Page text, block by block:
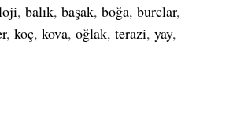
, balık, başak, boğa, burclar,
, koç, kova, oğlak, terazi, yay,